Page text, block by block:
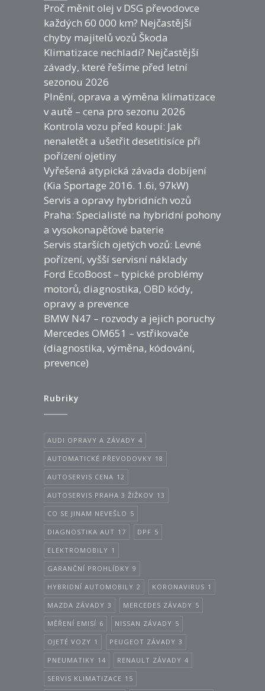
Proč měnit olej v DSG převodovce
každých 60 000 km? Nejčastější
chyby majitelů vozů Škoda
Klimatizace nechladí? Nejčastější
závady, které řešíme před letní
sezonou 2026
Plnění, oprava a výměna klimatizace
v autě – cena pro sezonu 2026
Kontrola vozu před koupí: Jak
nenaletět a ušetřit desetitisíce při
pořízení ojetiny
Vyřešená atypická závada dobíjení
(Kia Sportage 2016. 1.6i, 97kW)
Servis a opravy hybridních vozů
Praha: Specialisté na hybridní pohony
a vysokonapěťové baterie
Servis starších ojetých vozů: Levné
pořízení, vyšší servisní náklady
Ford EcoBoost – typické problémy
motorů, diagnostika, OBD kódy,
opravy a prevence
BMW N47 – rozvody a jejich poruchy
Mercedes OM651 – vstřikovače
(diagnostika, výměna, kódování,
prevence)
Rubriky
AUDI OPRAVY A ZÁVADY 4
AUTOMATICKÉ PŘEVODOVKY 18
AUTOSERVIS CENA 12
AUTOSERVIS PRAHA 3 ŽIŽKOV 13
CO SE JINAM NEVEŠLO 5
DIAGNOSTIKA AUT 17 DPF 5
ELEKTROMOBILY 1
GARANČNÍ PROHLÍDKY 9
HYBRIDNÍ AUTOMOBILY 2 KORONAVIRUS 1
MAZDA ZÁVADY 3 MERCEDES ZÁVADY 5
MĚŘENÍ EMISÍ 6 NISSAN ZÁVADY 5
OJETÉ VOZY 1 PEUGEOT ZÁVADY 3
PNEUMATIKY 14 RENAULT ZÁVADY 4
SERVIS KLIMATIZACE 15